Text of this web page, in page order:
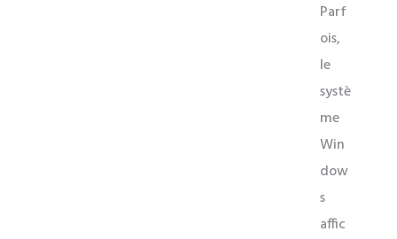
Parf
ois,
le
systè
me
Win
dow
s
affic